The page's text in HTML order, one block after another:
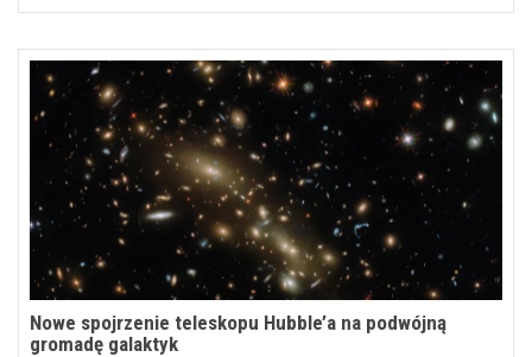
Nowe spojrzenie teleskopu Hubble’a na podwójną
gromadę galaktyk